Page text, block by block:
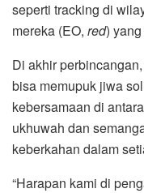
seperti tracking di
mereka (EO, red) yang
Di akhir
bisa memupuk jiwa
kebersamaan di
ukhuwah dan
keberkahan dalam
“Harapan kami di